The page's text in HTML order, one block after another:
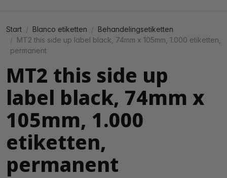
Start Blanco etiketten
Behandelingsetiketten
MT2 this side up label black, 74mm x 105mm, 1.000 etiketten,
permanent
MT2 this side up
label black, 74mm x
105mm, 1.000
etiketten,
permanent